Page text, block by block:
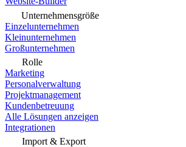
Unternehmensgröße
Einzelunternehmen
Kleinunternehmen
Großunternehmen
Rolle
Marketing
Personalverwaltung
Projektmanagement
Kundenbetreuung
Alle Lösungen anzeigen
Integrationen
Import & Export